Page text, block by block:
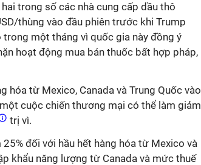
trong số các nhà cung cấp dầu thô
thùng vào đầu phiên trước khi Trump
một tháng vì quốc gia này đồng ý
hoạt động mua bán thuốc bất hợp pháp,
hóa từ Mexico, Canada và Trung Quốc vào
cuộc chiến thương mại có thể làm giảm
trị vì.
đối với hầu hết hàng hóa từ Mexico và
khẩu năng lượng từ Canada và mức thuế